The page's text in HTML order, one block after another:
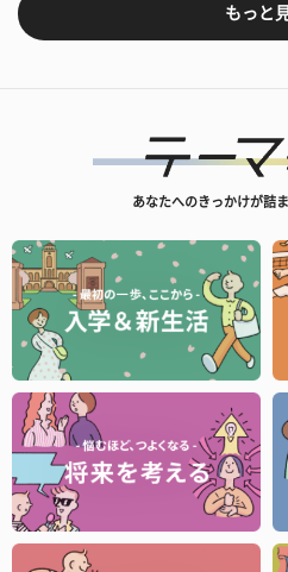
もっと
あなたへのきっかけが詰